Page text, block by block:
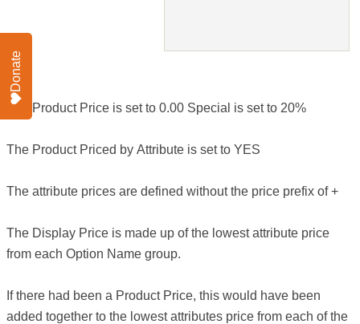
The Product Price is set to 0.00 Special is set to 20%
The Product Priced by Attribute is set to YES
The attribute prices are defined without the price prefix of +
The Display Price is made up of the lowest attribute price
from each Option Name group.
If there had been a Product Price, this would have been
added together to the lowest attributes price from each of the
Donate